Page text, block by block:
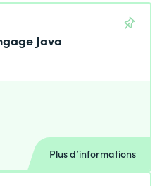
Java
Plus d’informations